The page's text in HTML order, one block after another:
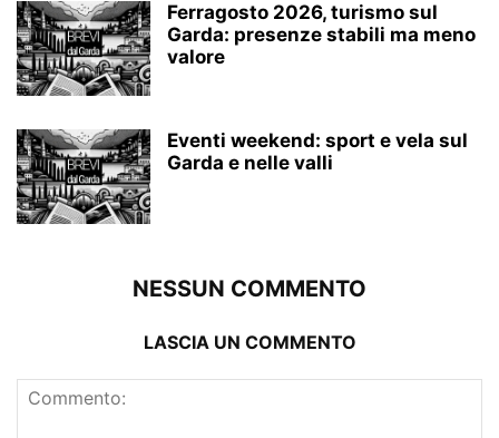
Ferragosto 2026, turismo sul
Garda: presenze stabili ma meno
valore
Eventi weekend: sport e vela sul
Garda e nelle valli
NESSUN COMMENTO
LASCIA UN COMMENTO